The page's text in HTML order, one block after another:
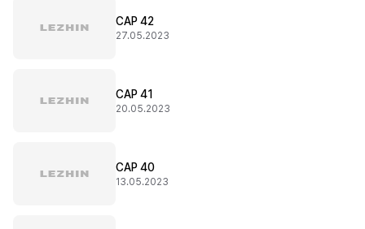
CAP 42
27.05.2023
CAP 41
20.05.2023
CAP 40
13.05.2023